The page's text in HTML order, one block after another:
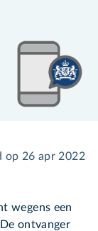
op 26 apr 2022
wegens een
ontvanger